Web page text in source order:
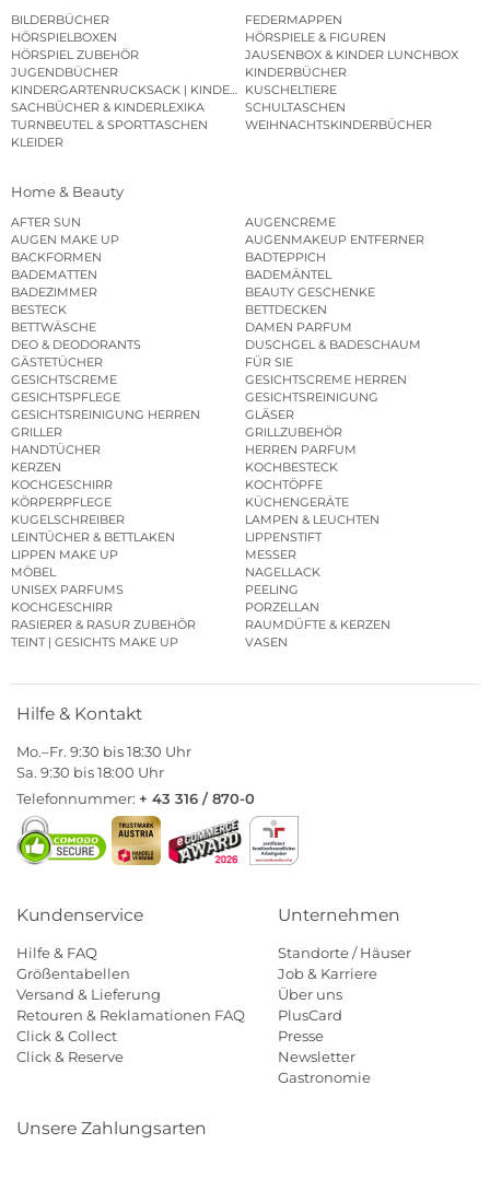
BILDERBÜCHER
FEDERMAPPEN
HÖRSPIELBOXEN
HÖRSPIELE & FIGUREN
HÖRSPIEL ZUBEHÖR
JAUSENBOX & KINDER LUNCHBOX
JUGENDBÜCHER
KINDERBÜCHER
KINDERGARTENRUCKSACK | KINDERGARTENBEUTEL
KUSCHELTIERE
SACHBÜCHER & KINDERLEXIKA
SCHULTASCHEN
TURNBEUTEL & SPORTTASCHEN
WEIHNACHTSKINDERBÜCHER
KLEIDER
Home & Beauty
AFTER SUN
AUGENCREME
AUGEN MAKE UP
AUGENMAKEUP ENTFERNER
BACKFORMEN
BADTEPPICH
BADEMATTEN
BADEMÄNTEL
BADEZIMMER
BEAUTY GESCHENKE
BESTECK
BETTDECKEN
BETTWÄSCHE
DAMEN PARFUM
DEO & DEODORANTS
DUSCHGEL & BADESCHAUM
GÄSTETÜCHER
FÜR SIE
GESICHTSCREME
GESICHTSCREME HERREN
GESICHTSPFLEGE
GESICHTSREINIGUNG
GESICHTSREINIGUNG HERREN
GLÄSER
GRILLER
GRILLZUBEHÖR
HANDTÜCHER
HERREN PARFUM
KERZEN
KOCHBESTECK
KOCHGESCHIRR
KOCHTÖPFE
KÖRPERPFLEGE
KÜCHENGERÄTE
KUGELSCHREIBER
LAMPEN & LEUCHTEN
LEINTÜCHER & BETTLAKEN
LIPPENSTIFT
LIPPEN MAKE UP
MESSER
MÖBEL
NAGELLACK
UNISEX PARFUMS
PEELING
KOCHGESCHIRR
PORZELLAN
RASIERER & RASUR ZUBEHÖR
RAUMDÜFTE & KERZEN
TEINT | GESICHTS MAKE UP
VASEN
Hilfe & Kontakt
Mo.–Fr. 9:30 bis 18:30 Uhr
Sa. 9:30 bis 18:00 Uhr
Telefonnummer: + 43 316 / 870-0
Kundenservice
Hilfe & FAQ
Größentabellen
Versand & Lieferung
Retouren & Reklamationen FAQ
Click & Collect
Click & Reserve
Unternehmen
Standorte / Häuser
Job & Karriere
Über uns
PlusCard
Presse
Newsletter
Gastronomie
Unsere Zahlungsarten